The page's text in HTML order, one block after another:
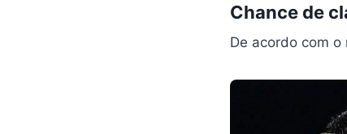
Chance de
De acordo com